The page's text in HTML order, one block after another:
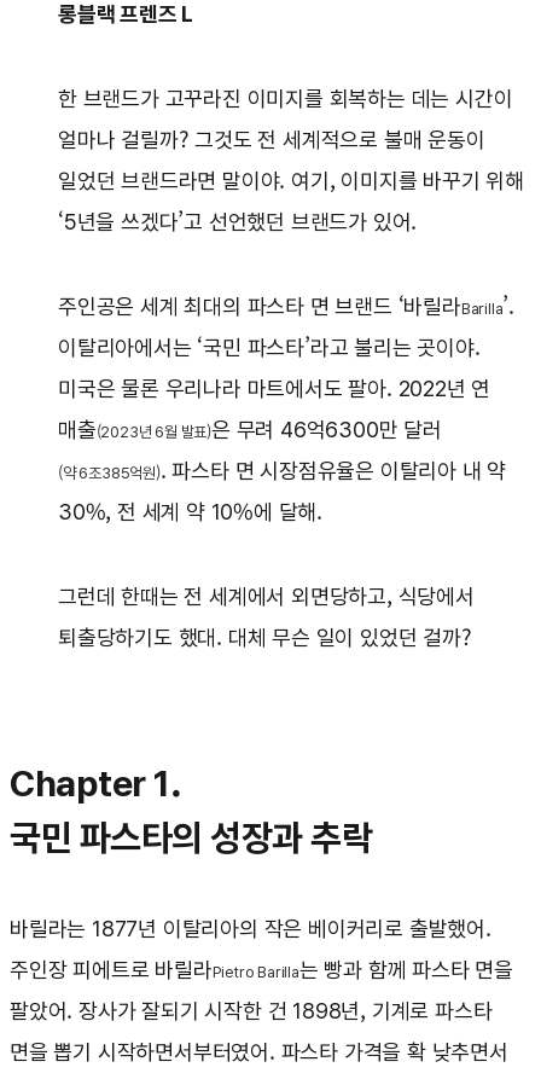
롱블랙 프렌즈 L
한 브랜드가 고꾸라진 이미지를 회복하는 데는 시간이
얼마나 걸릴까? 그것도 전 세계적으로 불매 운동이
일었던 브랜드라면 말이야. 여기, 이미지를 바꾸기 위해
‘5년을 쓰겠다’고 선언했던 브랜드가 있어.
주인공은 세계 최대의 파스타 면 브랜드 ‘바릴라Barilla’.
이탈리아에서는 ‘국민 파스타’라고 불리는 곳이야.
미국은 물론 우리나라 마트에서도 팔아. 2022년 연
매출(2023년 6월 발표)은 무려 46억6300만 달러
(약 6조385억원). 파스타 면 시장점유율은 이탈리아 내 약
30%, 전 세계 약 10%에 달해.
그런데 한때는 전 세계에서 외면당하고, 식당에서
퇴출당하기도 했대. 대체 무슨 일이 있었던 걸까?
Chapter 1.
국민 파스타의 성장과 추락
바릴라는 1877년 이탈리아의 작은 베이커리로 출발했어.
주인장 피에트로 바릴라Pietro Barilla는 빵과 함께 파스타 면을
팔았어. 장사가 잘되기 시작한 건 1898년, 기계로 파스타
면을 뽑기 시작하면서부터였어. 파스타 가격을 확 낮추면서